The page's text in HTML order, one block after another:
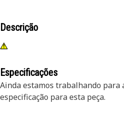
Descrição
Especificações
Ainda estamos trabalhando para
especificação para esta peça.